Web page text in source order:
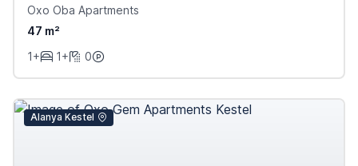
Oxo Oba Apartments
47 m²
1+
1+ 0
Alanya Kestel